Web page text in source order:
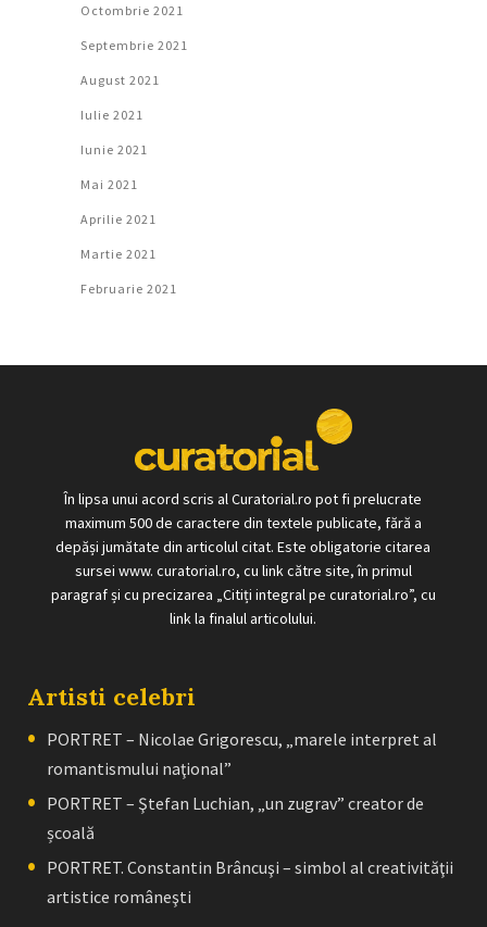
Octombrie 2021
Septembrie 2021
August 2021
Iulie 2021
Iunie 2021
Mai 2021
Aprilie 2021
Martie 2021
Februarie 2021
În lipsa unui acord scris al Curatorial.ro pot fi prelucrate
maximum 500 de caractere din textele publicate, fără a
depăși jumătate din articolul citat. Este obligatorie citarea
sursei www. curatorial.ro, cu link către site, în primul
paragraf și cu precizarea „Citiți integral pe curatorial.ro”, cu
link la finalul articolului.
Artisti celebri
PORTRET – Nicolae Grigorescu, „marele interpret al
romantismului naţional”
PORTRET – Ştefan Luchian, „un zugrav” creator de
școală
PORTRET. Constantin Brâncuşi – simbol al creativităţii
artistice româneşti